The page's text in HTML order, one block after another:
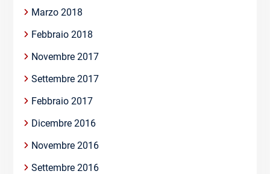
Marzo 2018
Febbraio 2018
Novembre 2017
Settembre 2017
Febbraio 2017
Dicembre 2016
Novembre 2016
Settembre 2016